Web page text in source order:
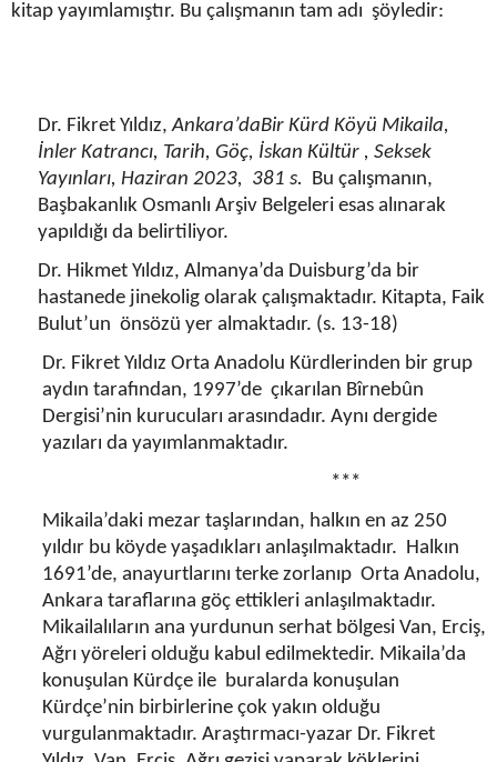
kitap yayımlamıştır. Bu çalışmanın tam adı şöyledir:
Dr. Fikret Yıldız,Ankara’daBir Kürd Köyü Mikaila,
İnler Katrancı, Tarih, Göç, İskan Kültür , Seksek
Yayınları, Haziran 2023, 381 s. Bu çalışmanın,
Başbakanlık Osmanlı Arşiv Belgeleri esas alınarak
yapıldığı da belirtiliyor.
Dr. Hikmet Yıldız, Almanya’da Duisburg’da bir
hastanede jinekolig olarak çalışmaktadır. Kitapta, Faik
Bulut’un önsözü yer almaktadır. (s. 13-18)
Dr. Fikret Yıldız Orta Anadolu Kürdlerinden bir grup
aydın tarafından, 1997’de çıkarılan Bîrnebûn
Dergisi’nin kurucuları arasındadır. Aynı dergide
yazıları da yayımlanmaktadır.
***
Mikaila’daki mezar taşlarından, halkın en az 250
yıldır bu köyde yaşadıkları anlaşılmaktadır. Halkın
1691’de, anayurtlarını terke zorlanıp Orta Anadolu,
Ankara taraflarına göç ettikleri anlaşılmaktadır.
Mikailalıların ana yurdunun serhat bölgesi Van, Erciş,
Ağrı yöreleri olduğu kabul edilmektedir. Mikaila’da
konuşulan Kürdçe ile buralarda konuşulan
Kürdçe’nin birbirlerine çok yakın olduğu
vurgulanmaktadır. Araştırmacı-yazar Dr. Fikret